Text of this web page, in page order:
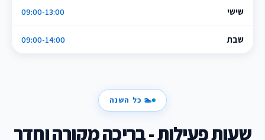
שישי 09:00-13:00
שבת 09:00-14:00
🏊 כל השנה
שעות פעילות - בריכה מקורה וחדר